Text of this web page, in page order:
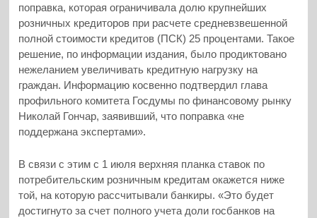
поправка, которая ограничивала долю крупнейших
розничных кредиторов при расчете средневзвешенной
полной стоимости кредитов (ПСК) 25 процентами. Такое
решение, по информации издания, было продиктовано
нежеланием увеличивать кредитную нагрузку на
граждан. Информацию косвенно подтвердил глава
профильного комитета Госдумы по финансовому рынку
Николай Гончар, заявивший, что поправка «не
поддержана экспертами».
В связи с этим с 1 июля верхняя планка ставок по
потребительским розничным кредитам окажется ниже
той, на которую рассчитывали банкиры. «Это будет
достигнуто за счет полного учета доли госбанков на